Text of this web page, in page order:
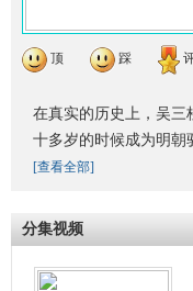
顶 踩
在真实的历史上，吴三
十多岁的时候成为明朝
[查看全部]
分集视频